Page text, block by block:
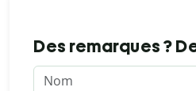
Des remarques ?